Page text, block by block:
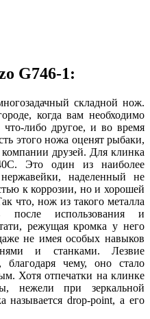
G746-1:
складной нож.
когда вам необходимо
что-либо другое, и во время
этого ножа оценят рыбаки,
друзей. Для клинка
Это один из наиболее
наделенный не
к коррозии, но и хорошей
что, нож из такого металла
после использования и
режущая кромка у него
не имея особых навыков
и станками. Лезвие
благодаря чему, оно стало
Хотя отпечатки на клинке
нежели при зеркальной
называется drop-point, а его